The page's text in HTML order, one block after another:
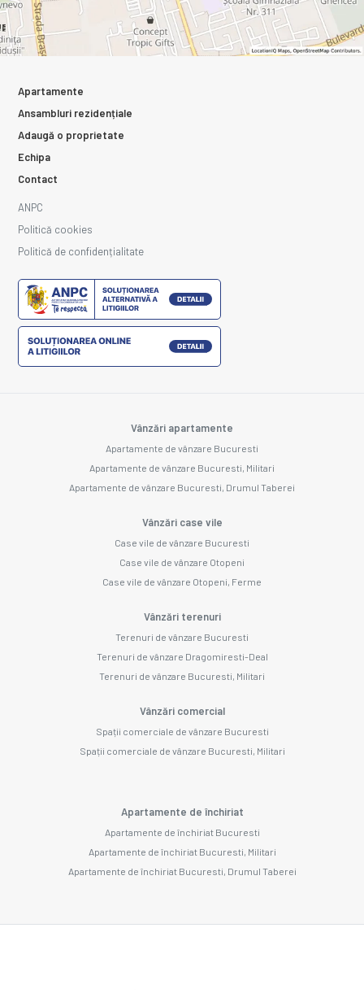
Apartamente
Ansambluri rezidențiale
Adaugă o proprietate
Echipa
Contact
ANPC
Politică cookies
Politică de confidențialitate
Vânzări apartamente
Apartamente de vânzare Bucuresti
Apartamente de vânzare Bucuresti, Militari
Apartamente de vânzare Bucuresti, Drumul Taberei
Vânzări case vile
Case vile de vânzare Bucuresti
Case vile de vânzare Otopeni
Case vile de vânzare Otopeni, Ferme
Vânzări terenuri
Terenuri de vânzare Bucuresti
Terenuri de vânzare Dragomiresti-Deal
Terenuri de vânzare Bucuresti, Militari
Vânzări comercial
Spații comerciale de vânzare Bucuresti
Spații comerciale de vânzare Bucuresti, Militari
Apartamente de închiriat
Apartamente de închiriat Bucuresti
Apartamente de închiriat Bucuresti, Militari
Apartamente de închiriat Bucuresti, Drumul Taberei